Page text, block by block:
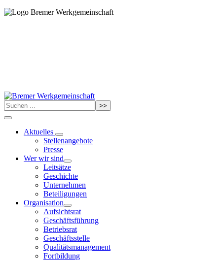
>>
Aktuelles
Stellenangebote
Presse
Wer wir sind
Leitsätze
Geschichte
Unternehmen
Beteiligungen
Organisation
Aufsichtsrat
Geschäftsführung
Betriebsrat
Geschäftsstelle
Qualitätsmanagement
Fortbildung